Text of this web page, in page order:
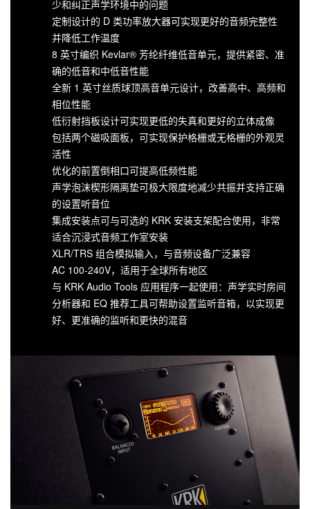
少和纠正声学环境中的问题
定制设计的 D 类功率放大器可实现更好的音频完整性
并降低工作温度
8 英寸编织 Kevlar® 芳纶纤维低音单元，提供紧密、准
确的低音和中低音性能
全新 1 英寸丝质球顶高音单元设计，改善高中、高频和
相位性能
低衍射挡板设计可实现更低的失真和更好的立体成像
包括两个磁吸面板，可实现保护格栅或无格栅的外观灵
活性
优化的前置倒相口可提高低频性能
声学泡沫楔形隔离垫可极大限度地减少共振并支持正确
的设置听音位
集成安装点可与可选的 KRK 安装支架配合使用，非常
适合沉浸式音频工作室安装
XLR/TRS 组合模拟输入，与音频设备广泛兼容
AC 100-240V，适用于全球所有地区
与 KRK Audio Tools 应用程序一起使用：声学实时房间
分析器和 EQ 推荐工具可帮助设置监听音箱，以实现更
好、更准确的监听和更快的混音